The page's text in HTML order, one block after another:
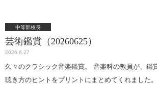
中等部校長
芸術鑑賞（20260625）
2026.6.27
久々のクラシック音楽鑑賞。 音楽科の教員が、鑑
聴き方のヒントをプリントにまとめてくれました